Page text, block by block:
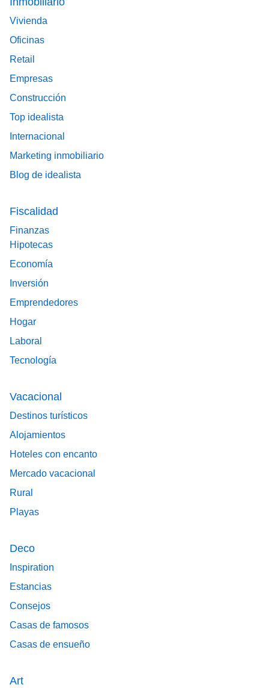
Vivienda
Oficinas
Retail
Empresas
Construcción
Top idealista
Internacional
Marketing inmobiliario
Blog de idealista
Fiscalidad
Finanzas
Hipotecas
Economía
Inversión
Emprendedores
Hogar
Laboral
Tecnología
Vacacional
Destinos turísticos
Alojamientos
Hoteles con encanto
Mercado vacacional
Rural
Playas
Deco
Inspiration
Estancias
Consejos
Casas de famosos
Casas de ensueño
Art